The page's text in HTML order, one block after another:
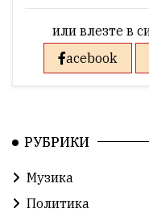
или влезте в
acebook
РУБРИКИ
Музика
Политика